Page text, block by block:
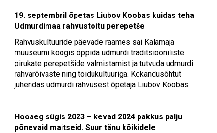
19. septembril õpetas Liubov Koobas kuidas teha
Udmurdimaa rahvustoitu perepetše
Rahvuskultuuride päevade raames sai Kalamaja
muuseumi köögis õppida udmurdi traditsiooniliste
pirukate perepetšide valmistamist ja tutvuda udmurdi
rahvarõivaste ning toidukultuuriga. Kokandusõhtut
juhendas udmurdi rahvusest õpetaja Liubov Koobas.
Hooaeg sügis 2023 – kevad 2024 pakkus palju
põnevaid maitseid. Suur tänu kõikidele